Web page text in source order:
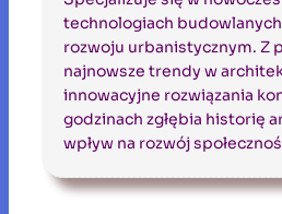
technologiach
rozwoju urbanistycznym. Z
najnowsze trendy w
innowacyjne rozwiązania
godzinach zgłębia historię
wpływ na rozwój